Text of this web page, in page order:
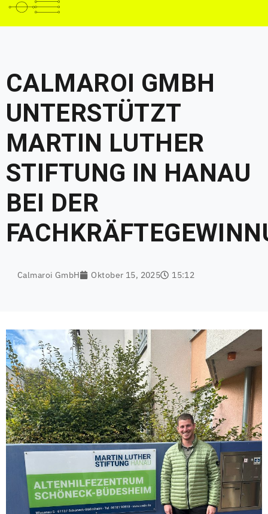
CALMAROI GMBH
UNTERSTÜTZT
MARTIN LUTHER
STIFTUNG IN HANAU
BEI DER
Calmaroi GmbH Oktober 15, 2025 15:12